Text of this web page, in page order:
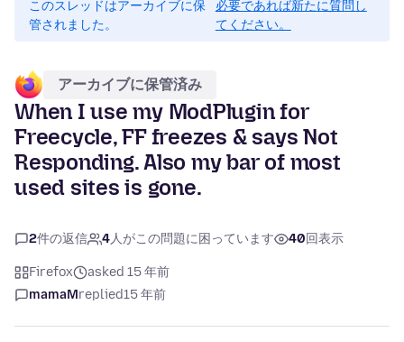
このスレッドはアーカイブに保
管されました。
必要であれば新たに質問し
てください。
アーカイブに保管済み
When I use my ModPlugin for
Freecycle, FF freezes & says Not
Responding. Also my bar of most
used sites is gone.
2件の返信 4人がこの問題に困っています 40回表示
Firefox
asked 15 年前
mamaMreplied15 年前